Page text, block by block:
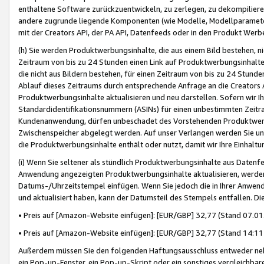
enthaltene Software zurückzuentwickeln, zu zerlegen, zu
andere zugrunde liegende Komponenten (wie Modelle,
mit der Creators API, der PA API, Datenfeeds oder in den Produkt
(h) Sie werden Produktwerbungsinhalte, die aus einem Bild bestehen,
Zeitraum von bis zu 24 Stunden einen Link auf
die nicht aus Bildern bestehen, für einen Zeitraum von bis zu 24
Ablauf dieses Zeitraums durch entsprechende Anfrage an die
Produktwerbungsinhalte aktualisieren und neu darstellen. Sofern wir
Standardidentifikationsnummern (ASINs) für einen unbestimmten
Kundenanwendung, dürfen unbeschadet des Vorstehenden
Zwischenspeicher abgelegt werden. Auf unser Verlangen werden Sie
die Produktwerbungsinhalte enthält oder nutzt, damit wir Ihre
(i) Wenn Sie seltener als stündlich Produktwerbungsinhalte aus
Anwendung angezeigten Produktwerbungsinhalte aktualisieren,
Datums-/Uhrzeitstempel einfügen. Wenn Sie jedoch die in Ihrer
und aktualisiert haben, kann der Datumsteil des Stempels entfallen.
• Preis auf [Amazon-Website einfügen]: [EUR/GBP] 32,77 (Stand
• Preis auf [Amazon-Website einfügen]: [EUR/GBP] 32,77 (Stand
Außerdem müssen Sie den folgenden Haftungsausschluss entweder
ein Pop-up-Fenster, ein Pop-up-Skript oder ein sonstiges